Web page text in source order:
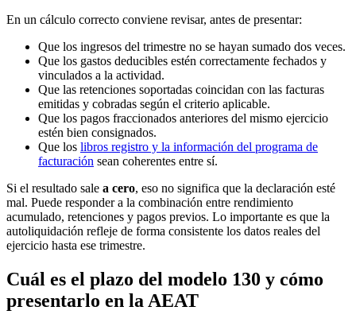
En un cálculo correcto conviene revisar, antes de presentar:
Que los ingresos del trimestre no se hayan sumado dos veces.
Que los gastos deducibles estén correctamente fechados y
vinculados a la actividad.
Que las retenciones soportadas coincidan con las facturas
emitidas y cobradas según el criterio aplicable.
Que los pagos fraccionados anteriores del mismo ejercicio
estén bien consignados.
Que los libros registro y la información del programa de
facturación sean coherentes entre sí.
Si el resultado sale a cero, eso no significa que la declaración esté
mal. Puede responder a la combinación entre rendimiento
acumulado, retenciones y pagos previos. Lo importante es que la
autoliquidación refleje de forma consistente los datos reales del
ejercicio hasta ese trimestre.
Cuál es el plazo del modelo 130 y cómo
presentarlo en la AEAT